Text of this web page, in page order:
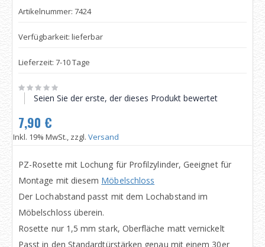
Artikelnummer: 7424
Verfügbarkeit: lieferbar
Lieferzeit: 7-10 Tage
Seien Sie der erste, der dieses Produkt bewertet
7,90 €
Inkl. 19% MwSt., zzgl. Versand
PZ-Rosette mit Lochung für Profilzylinder, Geeignet für
Montage mit diesem Möbelschloss
Der Lochabstand passt mit dem Lochabstand im
Möbelschloss überein.
Rosette nur 1,5 mm stark, Oberfläche matt vernickelt
Passt in den Standardtürstärken genau mit einem 30er